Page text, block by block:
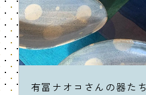
有冨ナオコさんの器たち